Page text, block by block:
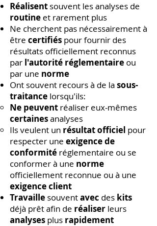
Réalisent souvent les analyses de
routine et rarement plus
Ne cherchent pas nécessairement à
être certifiés pour fournir des
résultats officiellement reconnus
par l'autorité réglementaire ou
par une norme
Ont souvent recours à de la sous-
traitance lorsqu'ils:
Ne peuvent réaliser eux-mêmes
certainesanalyses
Ils veulent un résultat officiel pour
respecter une exigence de
conformité réglementaire ou se
conformer à une norme
officiellement reconnue ou à une
exigence client
Travaille souventavec des kits
déjà prêt afin de réaliser leurs
analyses plus rapidement